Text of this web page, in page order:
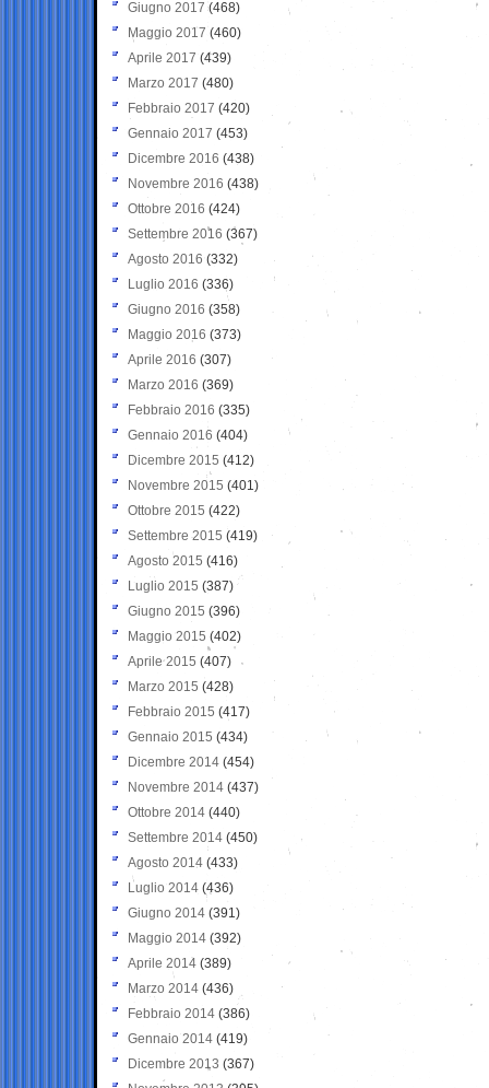
Giugno 2017 (468)
Maggio 2017 (460)
Aprile 2017 (439)
Marzo 2017 (480)
Febbraio 2017 (420)
Gennaio 2017 (453)
Dicembre 2016 (438)
Novembre 2016 (438)
Ottobre 2016 (424)
Settembre 2016 (367)
Agosto 2016 (332)
Luglio 2016 (336)
Giugno 2016 (358)
Maggio 2016 (373)
Aprile 2016 (307)
Marzo 2016 (369)
Febbraio 2016 (335)
Gennaio 2016 (404)
Dicembre 2015 (412)
Novembre 2015 (401)
Ottobre 2015 (422)
Settembre 2015 (419)
Agosto 2015 (416)
Luglio 2015 (387)
Giugno 2015 (396)
Maggio 2015 (402)
Aprile 2015 (407)
Marzo 2015 (428)
Febbraio 2015 (417)
Gennaio 2015 (434)
Dicembre 2014 (454)
Novembre 2014 (437)
Ottobre 2014 (440)
Settembre 2014 (450)
Agosto 2014 (433)
Luglio 2014 (436)
Giugno 2014 (391)
Maggio 2014 (392)
Aprile 2014 (389)
Marzo 2014 (436)
Febbraio 2014 (386)
Gennaio 2014 (419)
Dicembre 2013 (367)